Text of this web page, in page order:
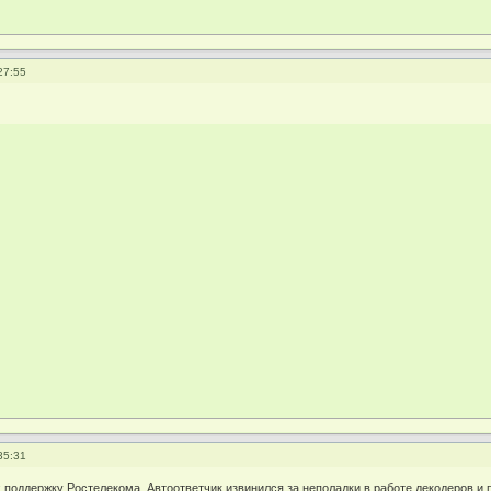
Ростелекома. Автоответчик извинился за неполадки в работе декодеров